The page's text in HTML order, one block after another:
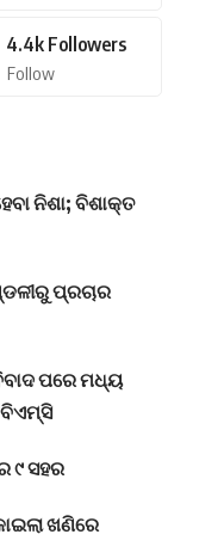
4.4k Followers
Follow
ନିଶା; ବିଶାକ୍ତ
ପ୍ରଚାର
ପରେ ମଧ୍ୟ
୯ ସହର
ଖଣିରେ